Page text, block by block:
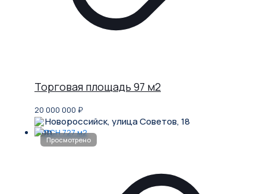
Торговая площадь 97 м2
20 000 000 ₽
Новороссийск, улица Советов, 18